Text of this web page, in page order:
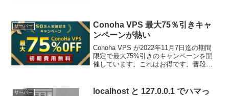
たのだが...
サーバー
Conoha VPS 最大75％引きキャ
ンペーンが熱い
Conoha VPS が2022年11月7日迄の期間
限定で最大75%引きのキャンペーンを開
催しています。これはお得です。普段は
きっぷ 36ヶ月契約の- 3 CP...
サーバー
localhost と 127.0.0.1 でハマっ